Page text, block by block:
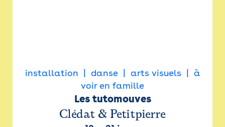
installation danse arts visuels
à
voir en famille
Les tutomouves
Clédat & Petitpierre